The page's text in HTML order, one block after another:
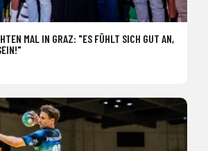
MAL IN GRAZ: "ES FÜHLT SICH GUT AN,